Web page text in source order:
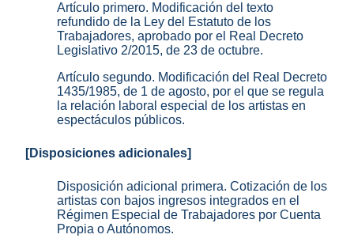
Artículo primero. Modificación del texto
refundido de la Ley del Estatuto de los
Trabajadores, aprobado por el Real Decreto
Legislativo 2/2015, de 23 de octubre.
Artículo segundo. Modificación del Real Decreto
1435/1985, de 1 de agosto, por el que se regula
la relación laboral especial de los artistas en
espectáculos públicos.
[Disposiciones adicionales]
Disposición adicional primera. Cotización de los
artistas con bajos ingresos integrados en el
Régimen Especial de Trabajadores por Cuenta
Propia o Autónomos.